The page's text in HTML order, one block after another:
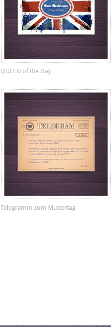
QUEEN of the Day
Telegramm zum Muttertag